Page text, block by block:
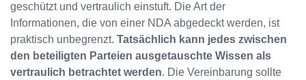
geschützt und vertraulich einstuft. Die Art der
Informationen, die von einer NDA abgedeckt werden, ist
praktisch unbegrenzt. Tatsächlich kann jedes zwischen
den beteiligten Parteien ausgetauschte Wissen als
vertraulich betrachtet werden. Die Vereinbarung sollte